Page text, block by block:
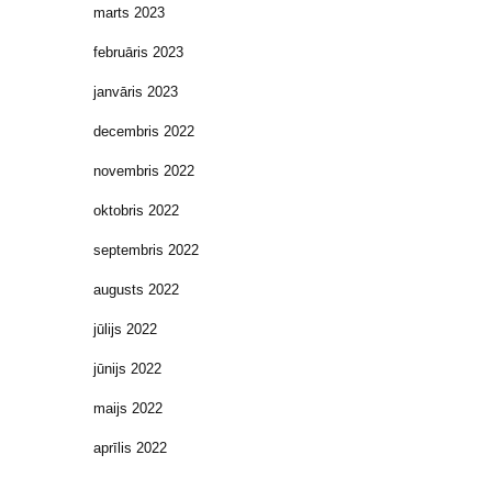
marts 2023
februāris 2023
janvāris 2023
decembris 2022
novembris 2022
oktobris 2022
septembris 2022
augusts 2022
jūlijs 2022
jūnijs 2022
maijs 2022
aprīlis 2022